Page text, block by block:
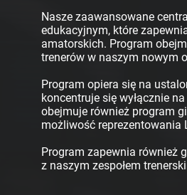
Nasze zaawansowane
edukacyjnym, które
amatorskich. Program
trenerów w naszym nowym
Program opiera się na
koncentruje się wyłącznie
obejmuje również program
możliwość reprezentowania
Program zapewnia również
z naszym zespołem